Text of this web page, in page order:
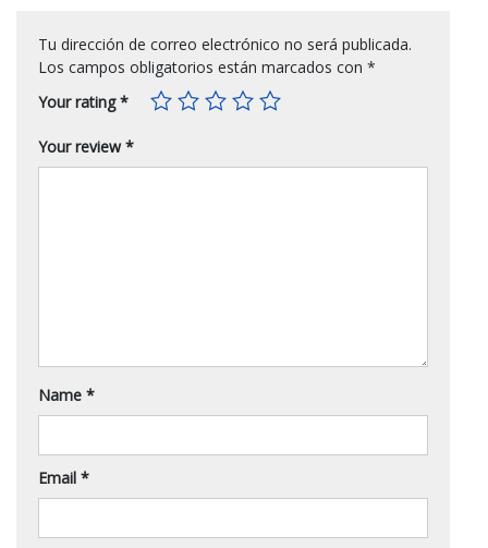
Tu dirección de correo electrónico no será publicada.
Los campos obligatorios están marcados con *
Your rating*
Your review*
Name *
Email *